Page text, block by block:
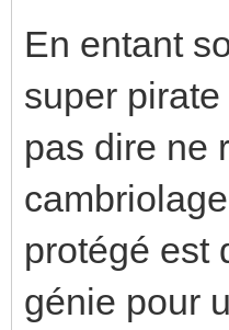
En entant
super
pas dire ne
protégé est
génie pour